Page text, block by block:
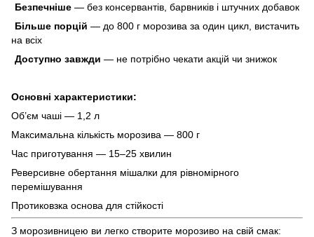
Безпечніше — без консервантів, барвників і штучних добавок
Більше порцій — до 800 г морозива за один цикл, вистачить
на всіх
Доступно завжди — не потрібно чекати акцій чи знижок
Основні характеристики:
Об’єм чаші — 1,2 л
Максимальна кількість морозива — 800 г
Час приготування — 15–25 хвилин
Реверсивне обертання мішалки для рівномірного
перемішування
Протиковзка основа для стійкості
З морозивницею ви легко створите морозиво на свій смак: